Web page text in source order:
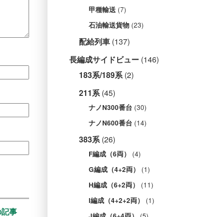
事
甲種輸送 (7)
石油輸送貨物 (23)
配給列車 (137)
長編成サイドビュー (146)
183系/189系(2)
211系(45)
ナノN300番台 (30)
ナノN600番台 (14)
383系(26)
F編成（6両） (4)
G編成（4+2両） (1)
H編成（6+2両） (11)
I編成（4+2+2両） (1)